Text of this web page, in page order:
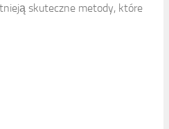
skuteczne metody, które